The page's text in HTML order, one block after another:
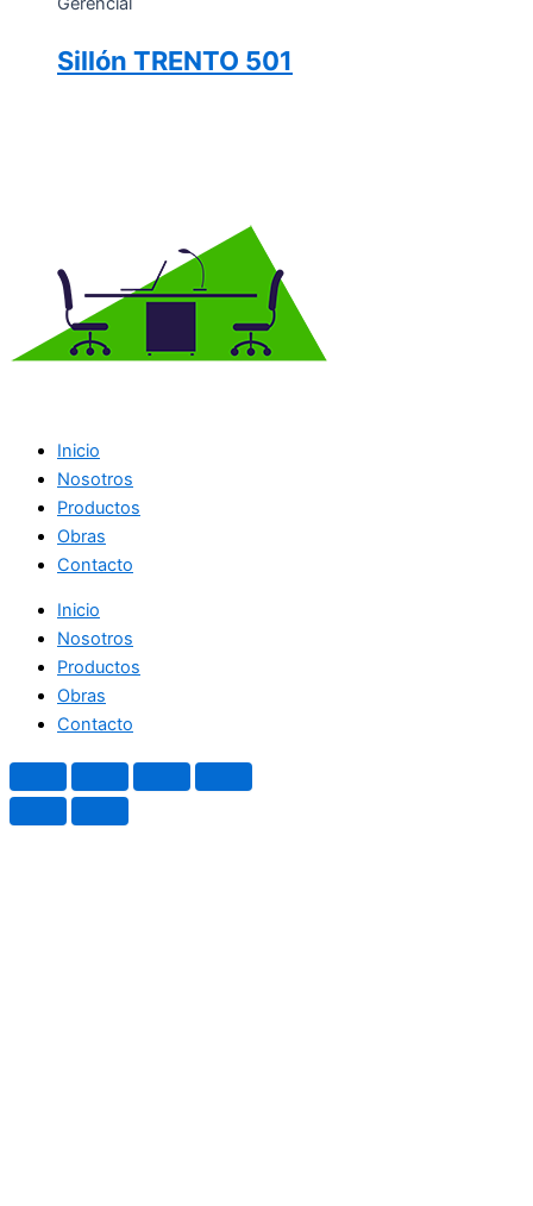
Sillón TRENTO 501
Inicio
Nosotros
Productos
Obras
Contacto
Inicio
Nosotros
Productos
Obras
Contacto